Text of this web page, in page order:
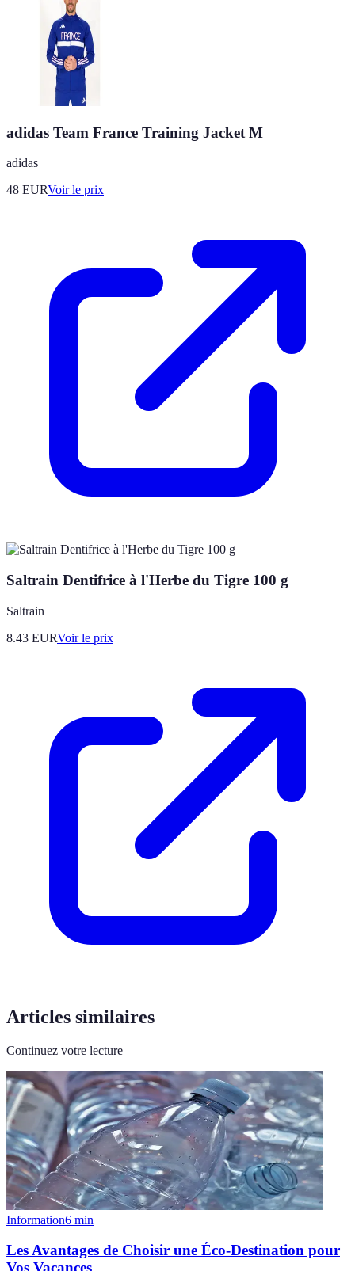
adidas Team France Training Jacket M
adidas
48 EURVoir le prix
Saltrain Dentifrice à l'Herbe du Tigre 100 g
Saltrain
8.43 EURVoir le prix
Articles similaires
Continuez votre lecture
Information6 min
Les Avantages de Choisir une Éco-Destination pour